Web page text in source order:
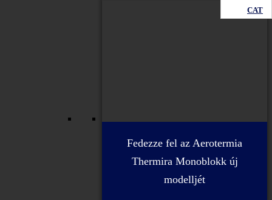
CAT
Fedezze fel az Aerotermia
Thermira Monoblokk új
modelljét